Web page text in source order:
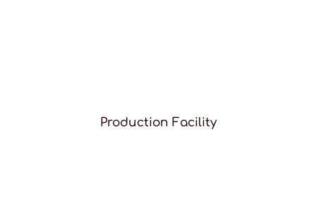
Production Facility